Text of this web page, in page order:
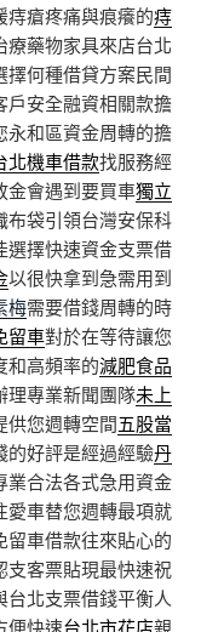
痔瘡疼痛與痕癢的痔
藥物家具來店台北
擇何種借貸方案民間
戶安全融資相關款擔
永和區資金周轉的擔
北機車借款找服務經
金會遇到要買車獨立
布袋引領台灣安保科
選擇快速資金支票借
以很快拿到急需用到
梅需要借錢周轉的時
留車對於在等待讓您
和高頻率的減肥食品
理專業新聞團隊未上
供您週轉空間五股當
的好評是經過經驗丹
業合法各式急用資金
愛車替您週轉最項就
留車借款往來貼心的
支客票貼現最快速祝
台北支票借錢平衡人
便快速台北市花店親